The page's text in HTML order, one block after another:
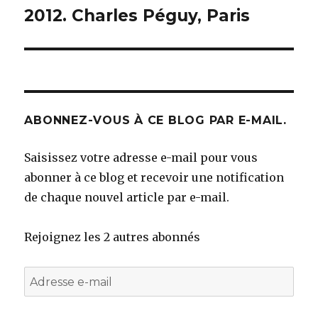
Article
2012. Charles Péguy, Paris
ABONNEZ-VOUS À CE BLOG PAR E-MAIL.
Saisissez votre adresse e-mail pour vous
abonner à ce blog et recevoir une notification
de chaque nouvel article par e-mail.
Rejoignez les 2 autres abonnés
Adresse
e-